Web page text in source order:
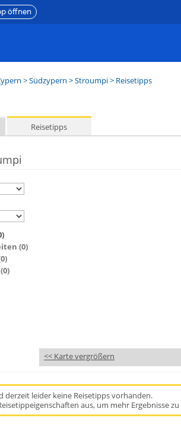
öffnen
>Südzypern >Stroumpi> Reisetipps
Reisetipps
(0)
<< Karte vergrößern
derzeit leider keine Reisetipps vorhanden.
aus, um mehr Ergebnisse